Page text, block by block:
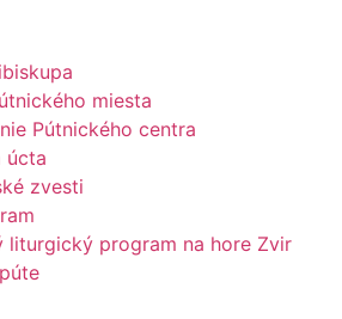
miesta
Pútnického centra
úcta
zvesti
liturgický program na hore Zvir